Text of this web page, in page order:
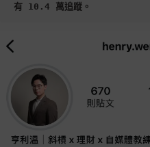
有 10.4 萬追蹤。